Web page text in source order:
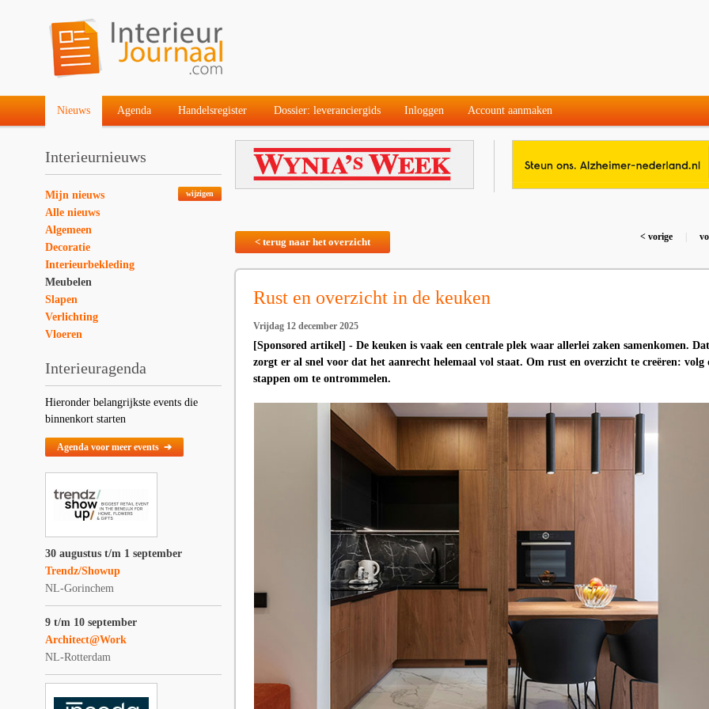
Nieuws Agenda Handelsregister Dossier: leveranciergids Inloggen Account aanmaken
Interieurnieuws
wijzigen
Mijn nieuws
Alle nieuws
Algemeen
Decoratie
Interieurbekleding
Meubelen
Slapen
Verlichting
Vloeren
Interieuragenda
Hieronder belangrijkste events die
binnenkort starten
Agenda voor meer events ➔
30 augustus t/m 1 september
Trendz/Showup
NL-Gorinchem
9 t/m 10 september
Architect@Work
NL-Rotterdam
< terug naar het overzicht < vorige
Rust en overzicht in de keuken
Vrijdag 12 december 2025
[Sponsored artikel] - De keuken is vaak een centrale plek waar allerlei zaken samenkomen. Dat
zorgt er al snel voor dat het aanrecht helemaal vol staat. Om rust en overzicht te creëren: volg
stappen om te ontrommelen.